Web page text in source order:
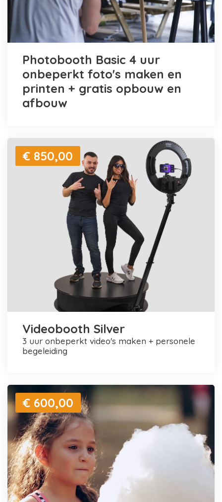
Photobooth Basic 4 uur
onbeperkt foto's maken en
printen + gratis opbouw en
afbouw
€ 850,00
Videobooth Silver
3 uur onbeperkt video's maken + personele
begeleiding
€ 600,00